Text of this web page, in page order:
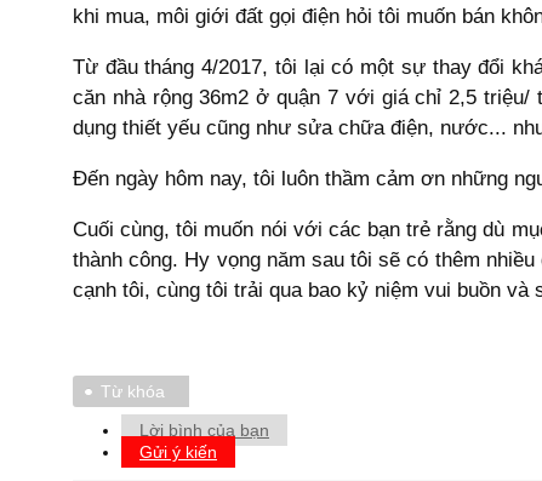
khi mua, môi giới đất gọi điện hỏi tôi muốn bán
Từ đầu tháng 4/2017, tôi lại có một sự thay đổi
căn nhà rộng 36m2 ở quận 7 với giá chỉ 2,5
dụng thiết yếu cũng như sửa chữa điện, nước...
Đến ngày hôm nay, tôi luôn thầm cảm ơn những
Cuối cùng, tôi muốn nói với các bạn trẻ rằng dù
thành công. Hy vọng năm sau tôi sẽ có thêm
cạnh tôi, cùng tôi trải qua bao kỷ niệm vui buồn và
Từ khóa
Lời bình của bạn
Gửi ý kiến